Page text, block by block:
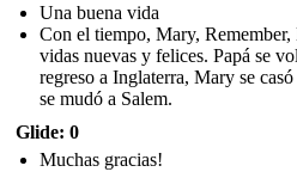
Una buena vida
Con el tiempo, Mary,
vidas nuevas y felices. Papá se
regreso a Inglaterra, Mary se
se mudó a Salem.
Glide: 0
Muchas gracias!